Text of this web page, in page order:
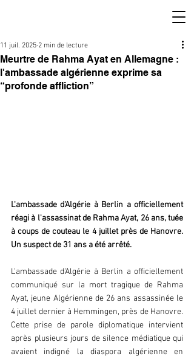
Meurtre de Rahma Ayat en Allemagne :
l'ambassade algérienne exprime sa
“profonde affliction”
11 juil. 2025 2 min de lecture
L'ambassade d'Algérie à Berlin a officiellement
réagi à l'assassinat de Rahma Ayat, 26 ans, tuée
à coups de couteau le 4 juillet près de Hanovre.
Un suspect de 31 ans a été arrêté.
L'ambassade d'Algérie à Berlin a officiellement
communiqué sur la mort tragique de Rahma
Ayat, jeune Algérienne de 26 ans assassinée le
4 juillet dernier à Hemmingen, près de Hanovre.
Cette prise de parole diplomatique intervient
après plusieurs jours de silence médiatique qui
avaient indigné la diaspora algérienne en